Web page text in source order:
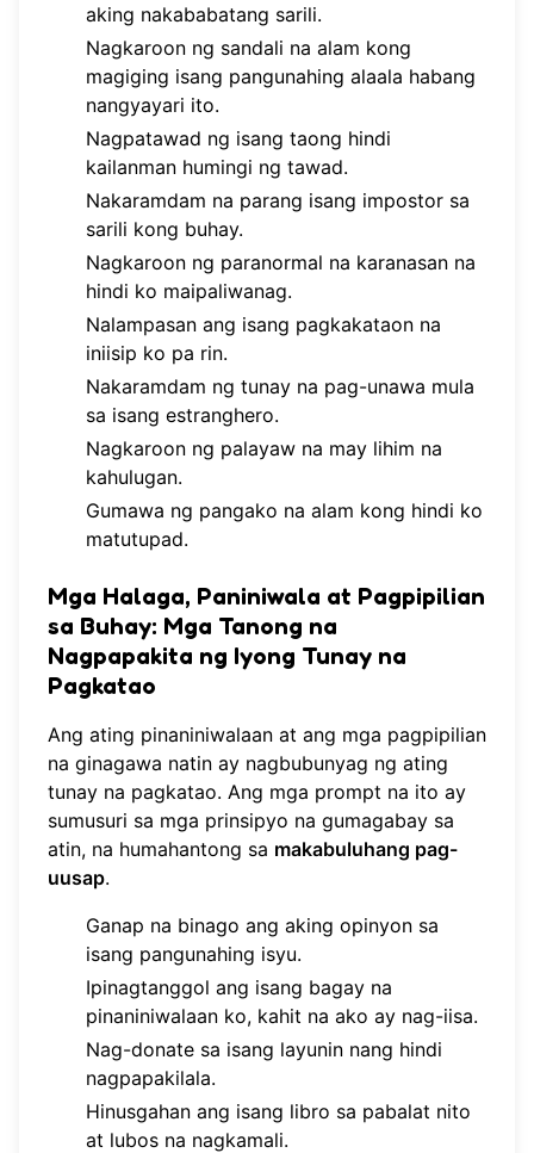
aking nakababatang sarili.
Nagkaroon ng sandali na alam kong
magiging isang pangunahing alaala habang
nangyayari ito.
Nagpatawad ng isang taong hindi
kailanman humingi ng tawad.
Nakaramdam na parang isang impostor sa
sarili kong buhay.
Nagkaroon ng paranormal na karanasan na
hindi ko maipaliwanag.
Nalampasan ang isang pagkakataon na
iniisip ko pa rin.
Nakaramdam ng tunay na pag-unawa mula
sa isang estranghero.
Nagkaroon ng palayaw na may lihim na
kahulugan.
Gumawa ng pangako na alam kong hindi ko
matutupad.
Mga Halaga, Paniniwala at Pagpipilian
sa Buhay: Mga Tanong na
Nagpapakita ng Iyong Tunay na
Pagkatao
Ang ating pinaniniwalaan at ang mga pagpipilian
na ginagawa natin ay nagbubunyag ng ating
tunay na pagkatao. Ang mga prompt na ito ay
sumusuri sa mga prinsipyo na gumagabay sa
atin, na humahantong sa makabuluhang pag-
uusap.
Ganap na binago ang aking opinyon sa
isang pangunahing isyu.
Ipinagtanggol ang isang bagay na
pinaniniwalaan ko, kahit na ako ay nag-iisa.
Nag-donate sa isang layunin nang hindi
nagpapakilala.
Hinusgahan ang isang libro sa pabalat nito
at lubos na nagkamali.